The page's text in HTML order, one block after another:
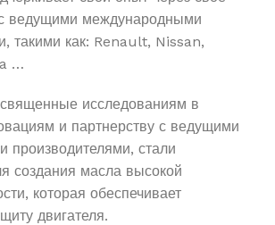
с ведущими международными
такими как: Renault, Nissan,
…
исследованиям в
и партнерству с ведущими
производителями, стали
создания масла высокой
которая обеспечивает
двигателя.